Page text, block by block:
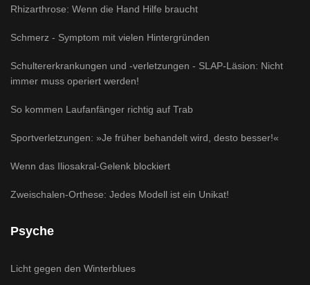
Rhizarthrose: Wenn die Hand Hilfe braucht
Schmerz - Symptom mit vielen Hintergründen
Schultererkrankungen und -verletzungen - SLAP-Läsion: Nicht
immer muss operiert werden!
So kommen Laufanfänger richtig auf Trab
Sportverletzungen: »Je früher behandelt wird, desto besser!«
Wenn das Iliosakral-Gelenk blockiert
Zweischalen-Orthese: Jedes Modell ist ein Unikat!
Psyche
Licht gegen den Winterblues